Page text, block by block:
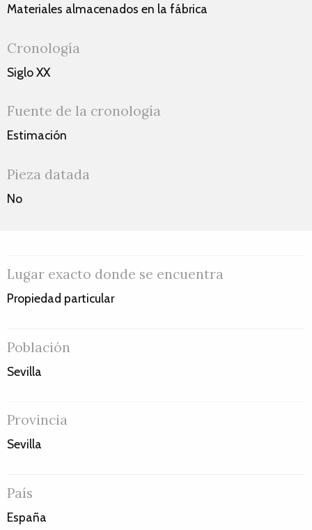
Materiales almacenados en la fábrica
Cronología
Siglo XX
Fuente de la cronología
Estimación
Pieza datada
No
Lugar exacto donde se encuentra
Propiedad particular
Población
Sevilla
Provincia
Sevilla
País
España